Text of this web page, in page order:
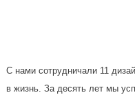
С нами сотрудничали 11
в жизнь. За десять лет мы